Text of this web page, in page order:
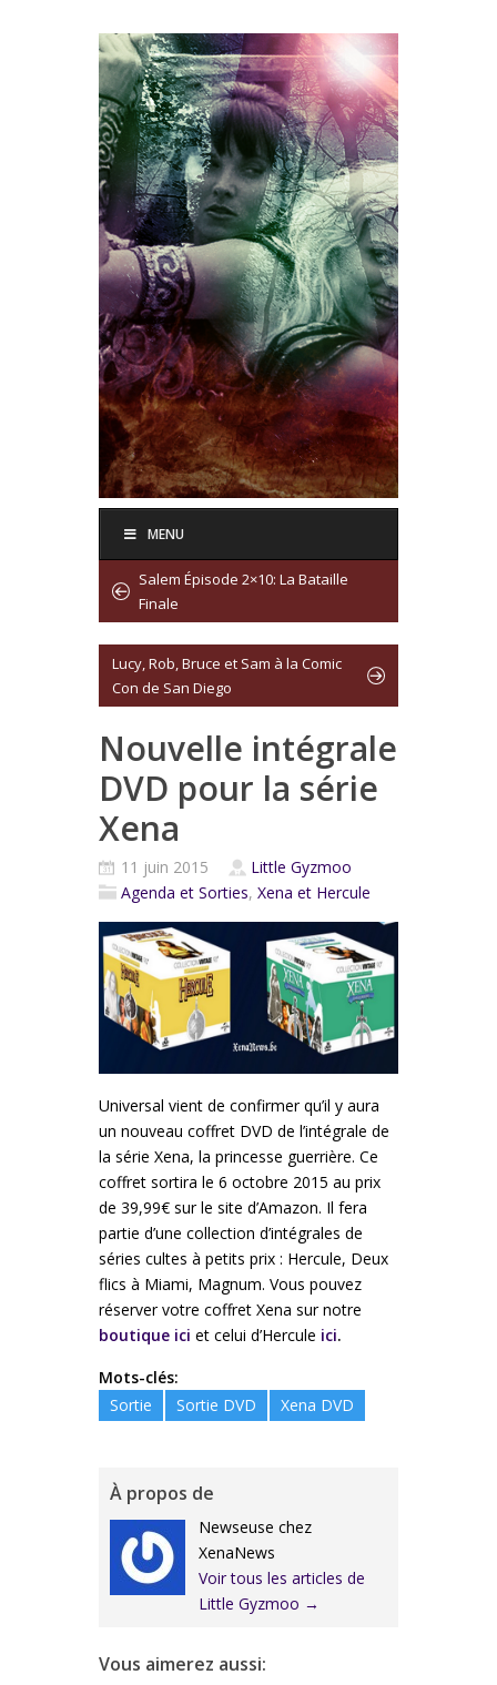
MENU
Salem Épisode 2×10: La Bataille
Finale
Lucy, Rob, Bruce et Sam à la Comic
Con de San Diego
Nouvelle intégrale
DVD pour la série
Xena
11 juin 2015
Little Gyzmoo
Agenda et Sorties, Xena et Hercule
Universal vient de confirmer qu’il y aura
un nouveau coffret DVD de l’intégrale de
la série Xena, la princesse guerrière. Ce
coffret sortira le 6 octobre 2015 au prix
de 39,99€ sur le site d’Amazon. Il fera
partie d’une collection d’intégrales de
séries cultes à petits prix : Hercule, Deux
flics à Miami, Magnum. Vous pouvez
réserver votre coffret Xena sur notre
boutique ici et celui d’Hercule ici.
Mots-clés:
Sortie
Sortie DVD Xena DVD
À propos de
Newseuse chez
XenaNews
Voir tous les articles de
Little Gyzmoo →
Vous aimerez aussi: